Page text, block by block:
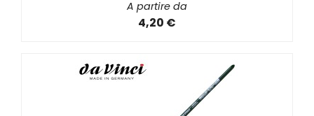
A partire da
4,20 €